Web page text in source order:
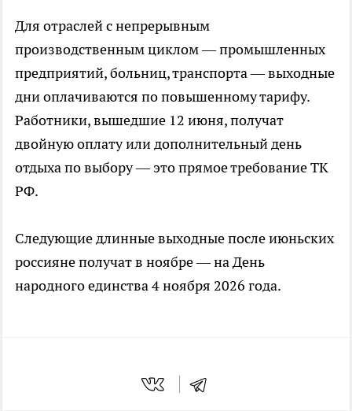
Для отраслей с непрерывным
производственным циклом — промышленных
предприятий, больниц, транспорта — выходные
дни оплачиваются по повышенному тарифу.
Работники, вышедшие 12 июня, получат
двойную оплату или дополнительный день
отдыха по выбору — это прямое требование ТК
РФ.
Следующие длинные выходные после июньских
россияне получат в ноябре — на День
народного единства 4 ноября 2026 года.